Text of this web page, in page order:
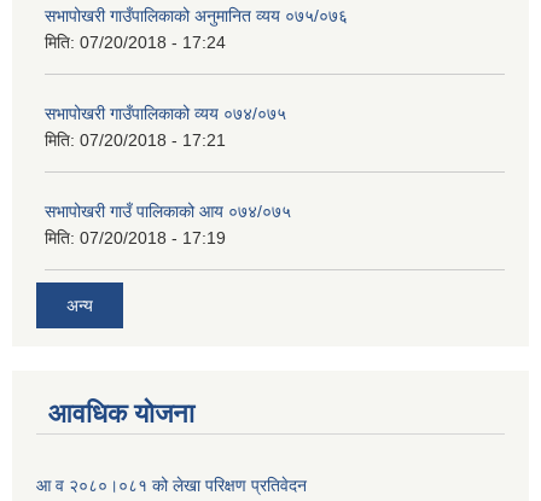
सभापोखरी गाउँपालिकाको अनुमानित व्यय ०७५/०७६
मिति: 07/20/2018 - 17:24
सभापोखरी गाउँपालिकाको व्यय ०७४/०७५
मिति: 07/20/2018 - 17:21
सभापोखरी गाउँ पालिकाको आय ०७४/०७५
मिति: 07/20/2018 - 17:19
अन्य
आवधिक योजना
आ व २०८०।०८१ को लेखा परिक्षण प्रतिवेदन